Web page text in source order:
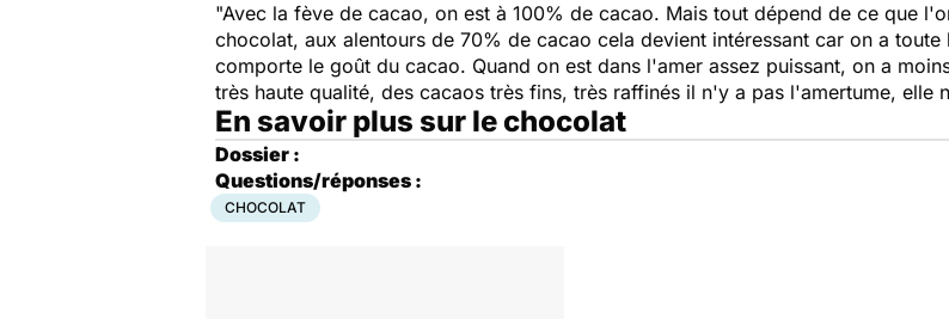
"Avec la fève de cacao, on est à 100% de cacao. Mais tout dépend de ce que
chocolat, aux alentours de 70% de cacao cela devient intéressant car on a
comporte le goût du cacao. Quand on est dans l'amer assez puissant, on a
très haute qualité, des cacaos très fins, très raffinés il n'y a pas l'amertume, elle
En savoir plus sur le chocolat
Dossier :
Questions/réponses :
CHOCOLAT